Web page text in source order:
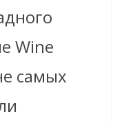
Wine
самых